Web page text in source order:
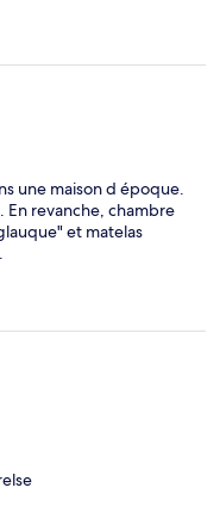
une maison d époque.
revanche, chambre
et matelas